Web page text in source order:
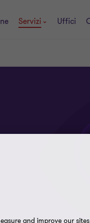
Servizi Uffici
and improve our